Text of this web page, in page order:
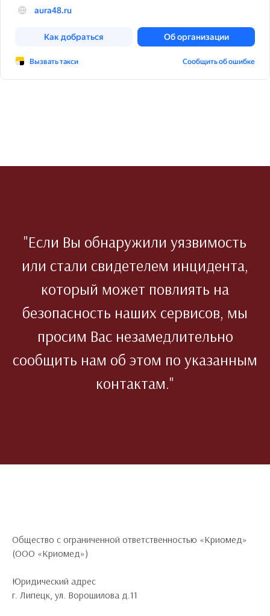
"Если Вы обнаружили уязвимость
или стали свидетелем инцидента,
который может повлиять на
безопасность наших сервисов, мы
просим Вас незамедлительно
сообщить нам об этом по указанным
контактам."
Общество с ограниченной ответственностью «Криомед»
(ООО «Криомед»)
Юридический адрес
г. Липецк, ул. Ворошилова д.11